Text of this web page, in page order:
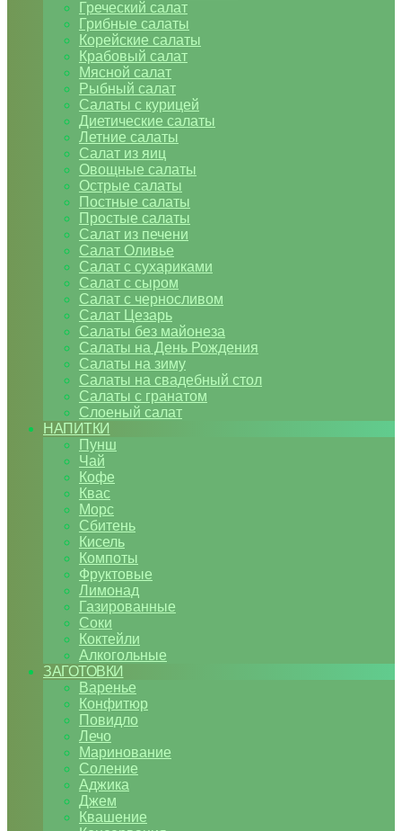
Греческий салат
Грибные салаты
Корейские салаты
Крабовый салат
Мясной салат
Рыбный салат
Салаты с курицей
Диетические салаты
Летние салаты
Салат из яиц
Овощные салаты
Острые салаты
Постные салаты
Простые салаты
Салат из печени
Салат Оливье
Салат с сухариками
Салат с сыром
Салат с черносливом
Салат Цезарь
Салаты без майонеза
Салаты на День Рождения
Салаты на зиму
Салаты на свадебный стол
Салаты с гранатом
Слоеный салат
НАПИТКИ
Пунш
Чай
Кофе
Квас
Морс
Сбитень
Кисель
Компоты
Фруктовые
Лимонад
Газированные
Соки
Коктейли
Алкогольные
ЗАГОТОВКИ
Варенье
Конфитюр
Повидло
Лечо
Маринование
Соление
Аджика
Джем
Квашение